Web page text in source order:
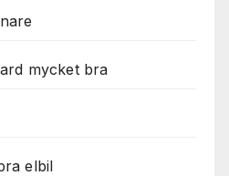
mycket bra
elbil